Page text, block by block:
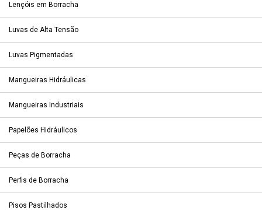
Lençóis em Borracha
Luvas de Alta Tensão
Luvas Pigmentadas
Mangueiras Hidráulicas
Mangueiras Industriais
Papelões Hidráulicos
Peças de Borracha
Perfis de Borracha
Pisos Pastilhados